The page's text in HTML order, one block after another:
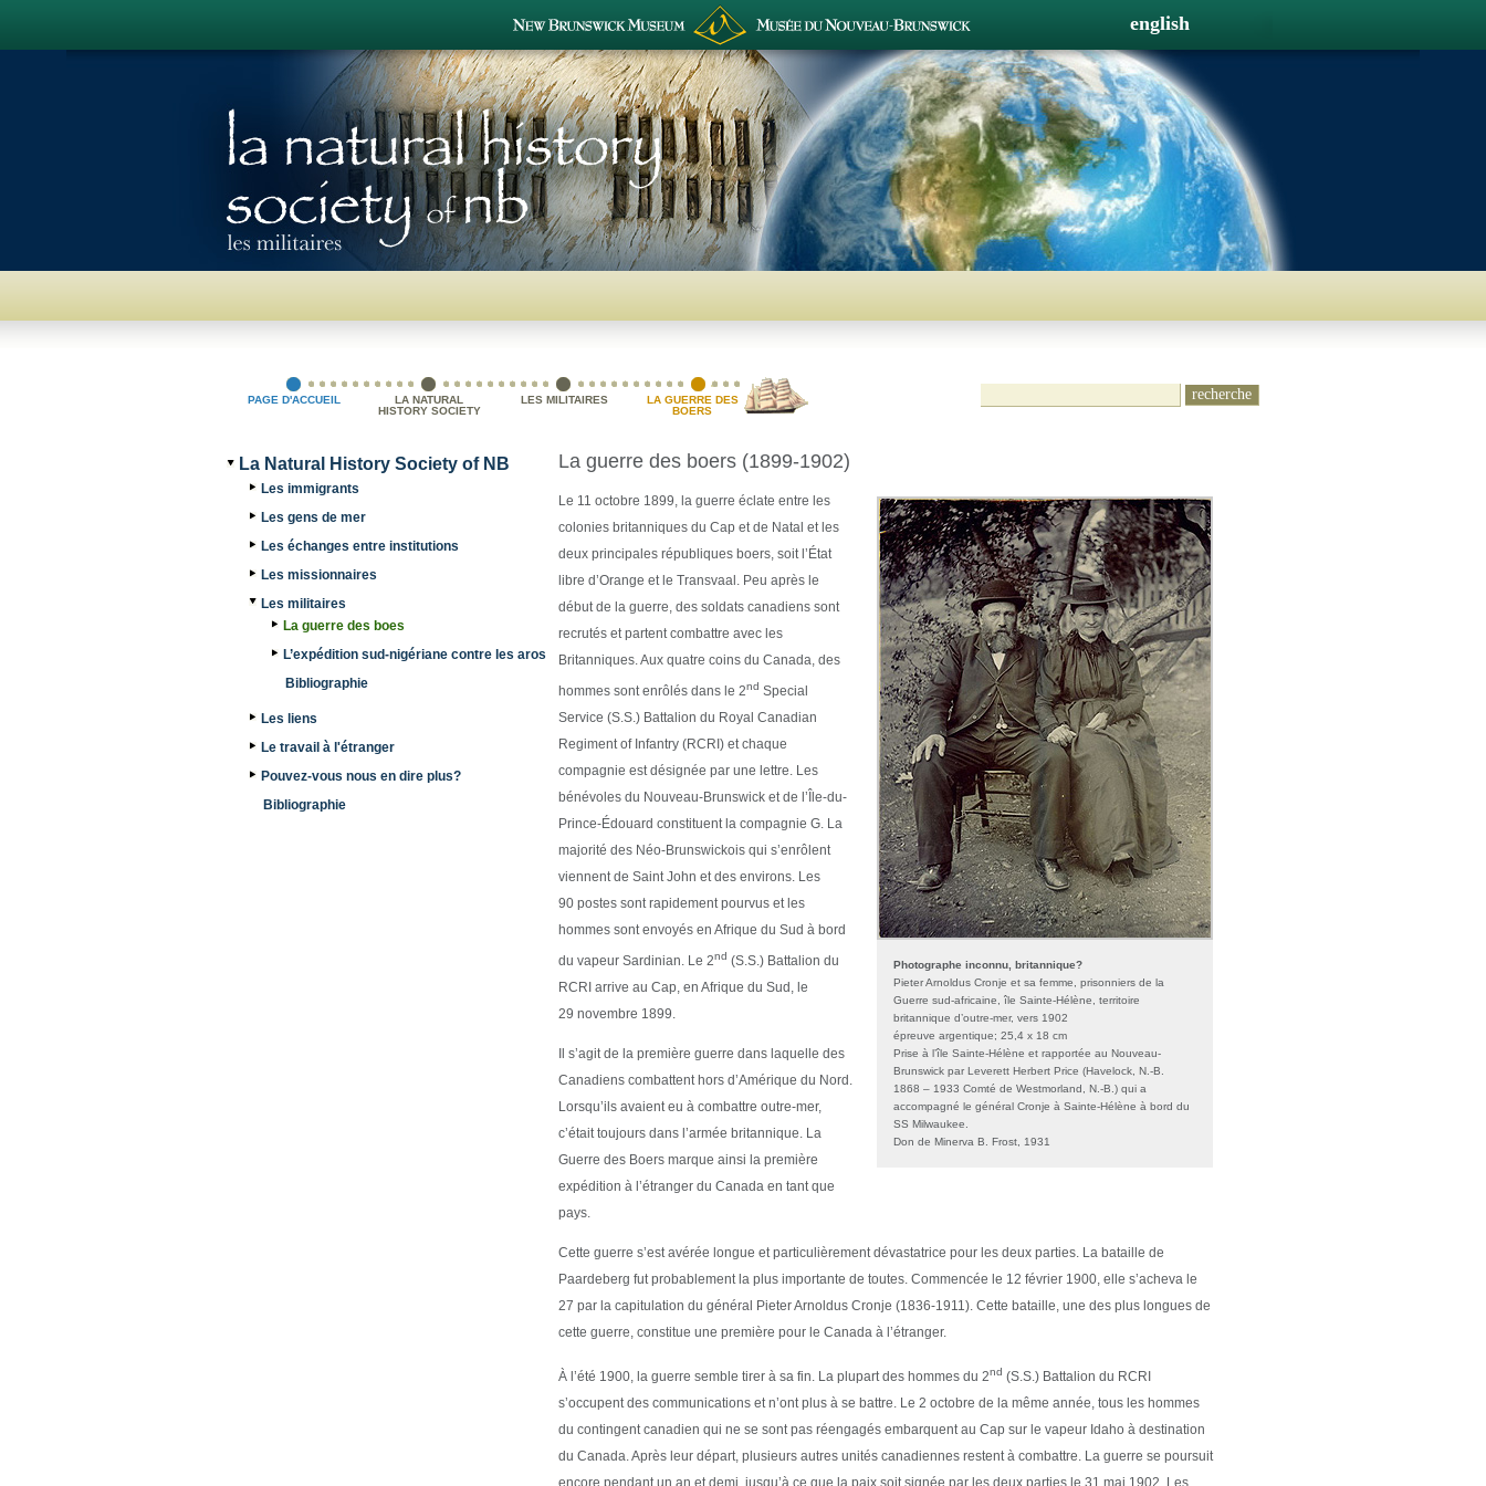
english
PAGE D'ACCUEIL
LA NATURAL
HISTORY SOCIETY
LES MILITAIRES
LA GUERRE DES
BOERS
recherche
La Natural History Society of NB
Les immigrants
Les gens de mer
Les échanges entre institutions
Les missionnaires
Les militaires
La guerre des boes
L’expédition sud-nigériane contre les aros
Bibliographie
Les liens
Le travail à l'étranger
Pouvez-vous nous en dire plus?
Bibliographie
La guerre des boers (1899-1902)
Photographe inconnu, britannique?
Pieter Arnoldus Cronje et sa femme, prisonniers de la
Guerre sud-africaine, île Sainte-Hélène, territoire
britannique d’outre-mer, vers 1902
épreuve argentique; 25,4 x 18 cm
Prise à l’île Sainte-Hélène et rapportée au Nouveau-
Brunswick par Leverett Herbert Price (Havelock, N.-B.
1868 – 1933 Comté de Westmorland, N.-B.) qui a
accompagné le général Cronje à Sainte-Hélène à bord du
SS Milwaukee.
Don de Minerva B. Frost, 1931
Le 11 octobre 1899, la guerre éclate entre les
colonies britanniques du Cap et de Natal et les
deux principales républiques boers, soit l’État
libre d’Orange et le Transvaal. Peu après le
début de la guerre, des soldats canadiens sont
recrutés et partent combattre avec les
Britanniques. Aux quatre coins du Canada, des
hommes sont enrôlés dans le 2nd Special
Service (S.S.) Battalion du Royal Canadian
Regiment of Infantry (RCRI) et chaque
compagnie est désignée par une lettre. Les
bénévoles du Nouveau-Brunswick et de l’Île-du-
Prince-Édouard constituent la compagnie G. La
majorité des Néo-Brunswickois qui s’enrôlent
viennent de Saint John et des environs. Les
90 postes sont rapidement pourvus et les
hommes sont envoyés en Afrique du Sud à bord
du vapeur Sardinian. Le 2nd (S.S.) Battalion du
RCRI arrive au Cap, en Afrique du Sud, le
29 novembre 1899.
Il s’agit de la première guerre dans laquelle des
Canadiens combattent hors d’Amérique du Nord.
Lorsqu’ils avaient eu à combattre outre-mer,
c’était toujours dans l’armée britannique. La
Guerre des Boers marque ainsi la première
expédition à l’étranger du Canada en tant que
pays.
Cette guerre s’est avérée longue et particulièrement dévastatrice pour les deux parties. La bataille de
Paardeberg fut probablement la plus importante de toutes. Commencée le 12 février 1900, elle s’acheva le
27 par la capitulation du général Pieter Arnoldus Cronje (1836-1911). Cette bataille, une des plus longues de
cette guerre, constitue une première pour le Canada à l’étranger.
À l’été 1900, la guerre semble tirer à sa fin. La plupart des hommes du 2nd (S.S.) Battalion du RCRI
s’occupent des communications et n’ont plus à se battre. Le 2 octobre de la même année, tous les hommes
du contingent canadien qui ne se sont pas réengagés embarquent au Cap sur le vapeur Idaho à destination
du Canada. Après leur départ, plusieurs autres unités canadiennes restent à combattre. La guerre se poursuit
encore pendant un an et demi, jusqu’à ce que la paix soit signée par les deux parties le 31 mai 1902. Les